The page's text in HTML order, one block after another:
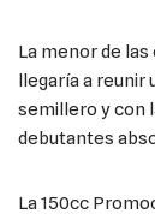
La menor de las
llegaría a reunir
semillero y con
debutantes
La 150cc